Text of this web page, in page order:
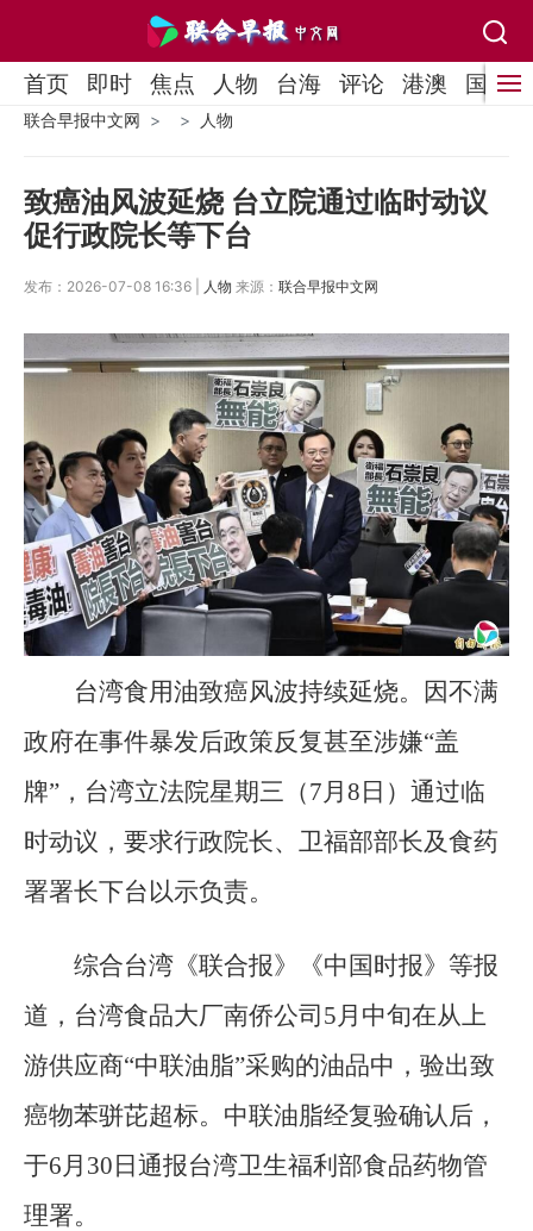
首页 即时 焦点 人物 台海 评论 港澳 国际
联合早报中文网 人物
致癌油风波延烧 台立院通过临时动议
促行政院长等下台
发布：2026-07-08 16:36 | 人物 来源： 联合早报中文网
台湾食用油致癌风波持续延烧。因不满
政府在事件暴发后政策反复甚至涉嫌“盖
牌”，台湾立法院星期三（7月8日）通过临
时动议，要求行政院长、卫福部部长及食药
署署长下台以示负责。
综合台湾《联合报》《中国时报》等报
道，台湾食品大厂南侨公司5月中旬在从上
游供应商“中联油脂”采购的油品中，验出致
癌物苯骈芘超标。中联油脂经复验确认后，
于6月30日通报台湾卫生福利部食品药物管
理署。